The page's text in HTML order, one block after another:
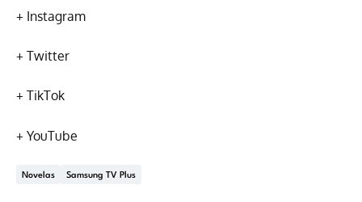
+ Instagram
+ Twitter
+ TikTok
+ YouTube
Novelas Samsung TV Plus